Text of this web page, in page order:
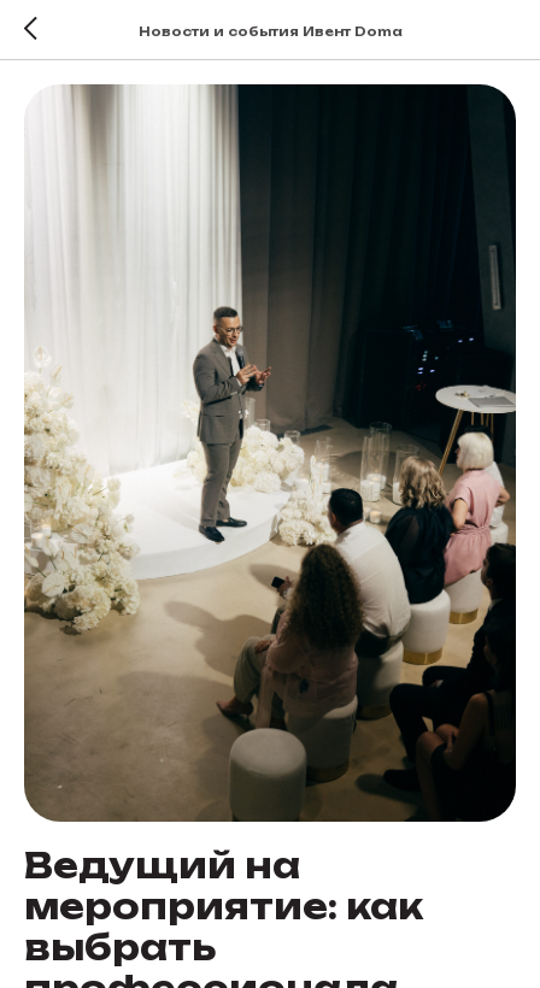
Новости и события Ивент Doma
Ведущий на
мероприятие: как
выбрать